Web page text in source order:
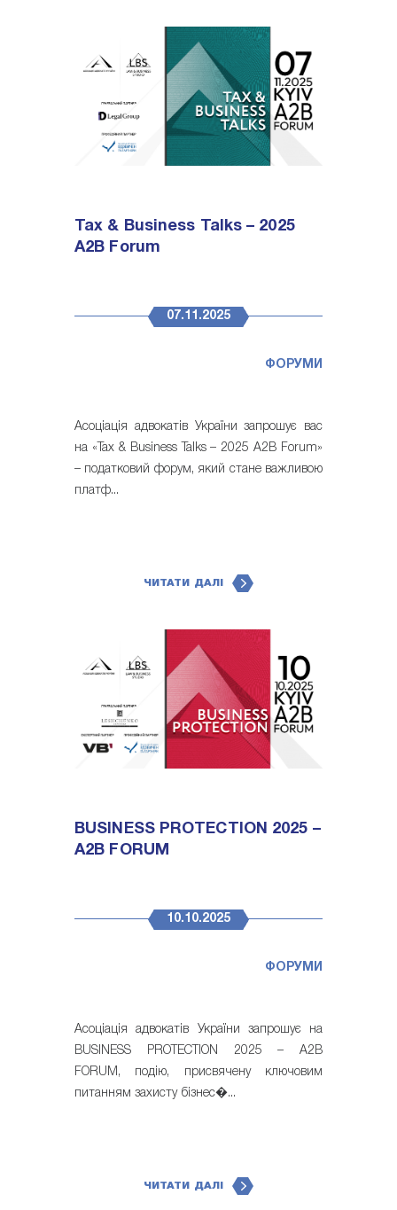
Tax & Business Talks – 2025
A2B Forum
07.11.2025
ФОРУМИ
Асоціація адвокатів України запрошує вас
на «Tax & Business Talks – 2025 A2B Forum»
– податковий форум, який стане важливою
платф...
ЧИТАТИ ДАЛІ
BUSINESS PROTECTION 2025 –
A2B FORUM
10.10.2025
ФОРУМИ
Асоціація адвокатів України запрошує на
BUSINESS PROTECTION 2025 – A2B
FORUM, подію, присвячену ключовим
питанням захисту бізнес�...
ЧИТАТИ ДАЛІ